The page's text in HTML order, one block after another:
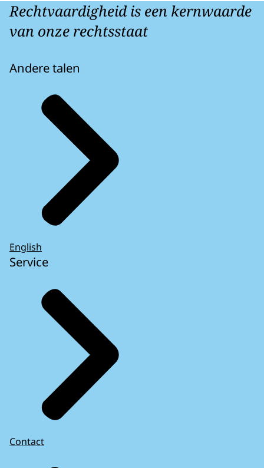
Rechtvaardigheid is een kernwaarde
van onze rechtsstaat
Andere talen
English
Service
Contact